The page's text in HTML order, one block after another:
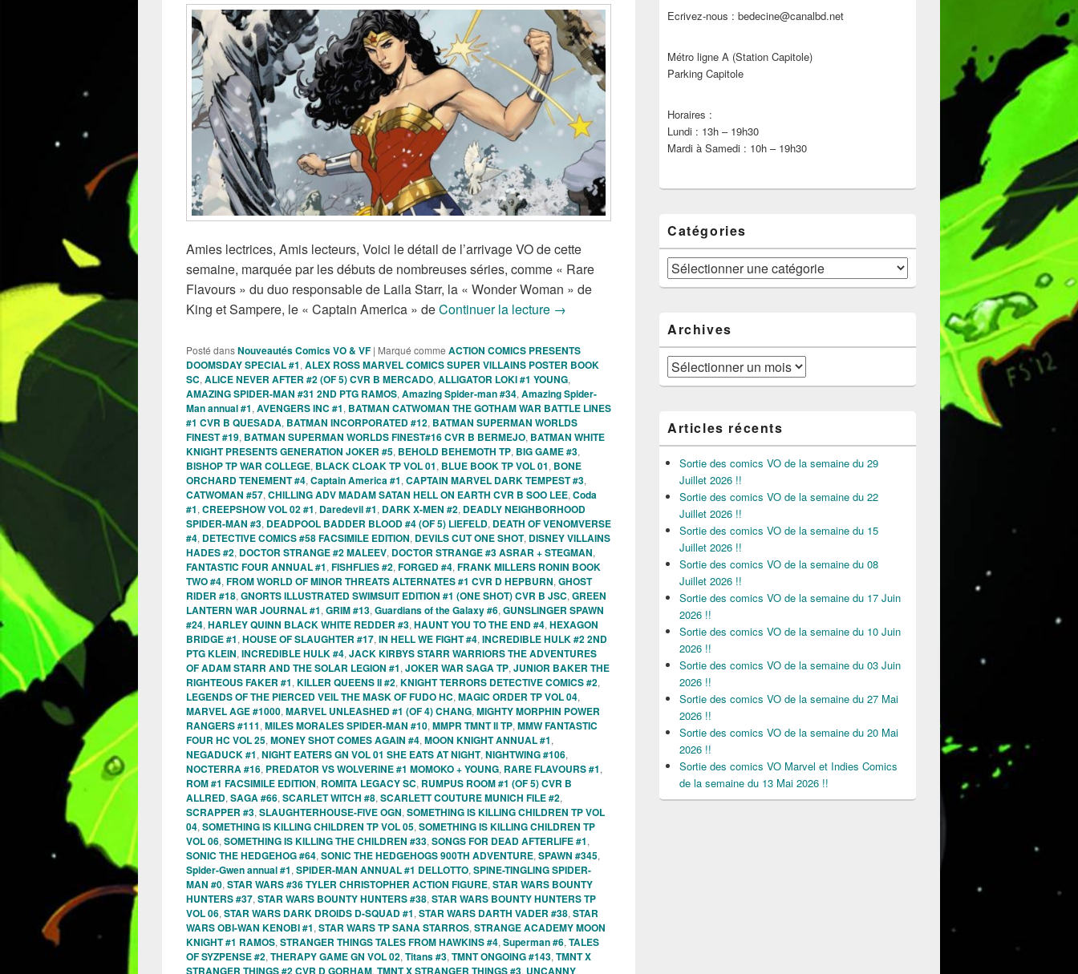
Amies lectrices, Amis lecteurs, Voici le détail de l’arrivage VO de cette
semaine, marquée par les débuts de nombreuses séries, comme « Rare
Flavours » du duo responsable de Laila Starr, la « Wonder Woman » de
King et Sampere, le « Captain America » deContinuer la lecture Sorties des Comics VO de la semaine du 20 Septembre 2023 !!!
→
Posté dansNouveautés Comics VO & VF | Marqué comme ACTION COMICS PRESENTS
DOOMSDAY SPECIAL #1, ALEX ROSS MARVEL COMICS SUPER VILLAINS POSTER BOOK
SC, ALICE NEVER AFTER #2 (OF 5) CVR B MERCADO, ALLIGATOR LOKI #1 YOUNG,
AMAZING SPIDER-MAN #31 2ND PTG RAMOS, Amazing Spider-man #34, Amazing Spider-
Man annual #1, AVENGERS INC #1, BATMAN CATWOMAN THE GOTHAM WAR BATTLE LINES
#1 CVR B QUESADA, BATMAN INCORPORATED #12, BATMAN SUPERMAN WORLDS
FINEST #19, BATMAN SUPERMAN WORLDS FINEST#16 CVR B BERMEJO, BATMAN WHITE
KNIGHT PRESENTS GENERATION JOKER #5, BEHOLD BEHEMOTH TP, BIG GAME #3,
BISHOP TP WAR COLLEGE, BLACK CLOAK TP VOL 01, BLUE BOOK TP VOL 01, BONE
ORCHARD TENEMENT #4, Captain America #1, CAPTAIN MARVEL DARK TEMPEST #3,
CATWOMAN #57, CHILLING ADV MADAM SATAN HELL ON EARTH CVR B SOO LEE, Coda
#1, CREEPSHOW VOL 02 #1, Daredevil #1, DARK X-MEN #2, DEADLY NEIGHBORHOOD
SPIDER-MAN #3, DEADPOOL BADDER BLOOD #4 (OF 5) LIEFELD, DEATH OF VENOMVERSE
#4, DETECTIVE COMICS #58 FACSIMILE EDITION, DEVILS CUT ONE SHOT, DISNEY VILLAINS
HADES #2, DOCTOR STRANGE #2 MALEEV, DOCTOR STRANGE #3 ASRAR + STEGMAN,
FANTASTIC FOUR ANNUAL #1, FISHFLIES #2, FORGED #4, FRANK MILLERS RONIN BOOK
TWO #4, FROM WORLD OF MINOR THREATS ALTERNATES #1 CVR D HEPBURN, GHOST
RIDER #18, GNORTS ILLUSTRATED SWIMSUIT EDITION #1 (ONE SHOT) CVR B JSC, GREEN
LANTERN WAR JOURNAL #1, GRIM #13, Guardians of the Galaxy #6, GUNSLINGER SPAWN
#24, HARLEY QUINN BLACK WHITE REDDER #3, HAUNT YOU TO THE END #4, HEXAGON
BRIDGE #1, HOUSE OF SLAUGHTER #17, IN HELL WE FIGHT #4, INCREDIBLE HULK #2 2ND
PTG KLEIN, INCREDIBLE HULK #4, JACK KIRBYS STARR WARRIORS THE ADVENTURES
OF ADAM STARR AND THE SOLAR LEGION #1, JOKER WAR SAGA TP, JUNIOR BAKER THE
RIGHTEOUS FAKER #1, KILLER QUEENS II #2, KNIGHT TERRORS DETECTIVE COMICS #2,
LEGENDS OF THE PIERCED VEIL THE MASK OF FUDO HC, MAGIC ORDER TP VOL 04,
MARVEL AGE #1000, MARVEL UNLEASHED #1 (OF 4) CHANG, MIGHTY MORPHIN POWER
RANGERS #111, MILES MORALES SPIDER-MAN #10, MMPR TMNT II TP, MMW FANTASTIC
FOUR HC VOL 25, MONEY SHOT COMES AGAIN #4, MOON KNIGHT ANNUAL #1,
NEGADUCK #1, NIGHT EATERS GN VOL 01 SHE EATS AT NIGHT, NIGHTWING #106,
NOCTERRA #16, PREDATOR VS WOLVERINE #1 MOMOKO + YOUNG, RARE FLAVOURS #1,
ROM #1 FACSIMILE EDITION, ROMITA LEGACY SC, RUMPUS ROOM #1 (OF 5) CVR B
ALLRED, SAGA #66, SCARLET WITCH #8, SCARLETT COUTURE MUNICH FILE #2,
SCRAPPER #3, SLAUGHTERHOUSE-FIVE OGN, SOMETHING IS KILLING CHILDREN TP VOL
04, SOMETHING IS KILLING CHILDREN TP VOL 05, SOMETHING IS KILLING CHILDREN TP
VOL 06, SOMETHING IS KILLING THE CHILDREN #33, SONGS FOR DEAD AFTERLIFE #1,
SONIC THE HEDGEHOG #64, SONIC THE HEDGEHOGS 900TH ADVENTURE, SPAWN #345,
Spider-Gwen annual #1, SPIDER-MAN ANNUAL #1 DELLOTTO, SPINE-TINGLING SPIDER-
MAN #0, STAR WARS #36 TYLER CHRISTOPHER ACTION FIGURE, STAR WARS BOUNTY
HUNTERS #37, STAR WARS BOUNTY HUNTERS #38, STAR WARS BOUNTY HUNTERS TP
VOL 06, STAR WARS DARK DROIDS D-SQUAD #1, STAR WARS DARTH VADER #38, STAR
WARS OBI-WAN KENOBI #1, STAR WARS TP SANA STARROS, STRANGE ACADEMY MOON
KNIGHT #1 RAMOS, STRANGER THINGS TALES FROM HAWKINS #4, Superman #6, TALES
OF SYZPENSE #2, THERAPY GAME GN VOL 02, Titans #3, TMNT ONGOING #143, TMNT X
STRANGER THINGS #2 CVR D GORHAM, TMNT X STRANGER THINGS #3, UNCANNY
Ecrivez-nous : bedecine@canalbd.net
Métro ligne A (Station Capitole)
Parking Capitole
Horaires :
Lundi : 13h – 19h30
Mardi à Samedi : 10h – 19h30
Catégories
Catégories
Archives
Archives
Articles récents
Sortie des comics VO de la semaine du 29
Juillet 2026 !!
Sortie des comics VO de la semaine du 22
Juillet 2026 !!
Sortie des comics VO de la semaine du 15
Juillet 2026 !!
Sortie des comics VO de la semaine du 08
Juillet 2026 !!
Sortie des comics VO de la semaine du 17 Juin
2026 !!
Sortie des comics VO de la semaine du 10 Juin
2026 !!
Sortie des comics VO de la semaine du 03 Juin
2026 !!
Sortie des comics VO de la semaine du 27 Mai
2026 !!
Sortie des comics VO de la semaine du 20 Mai
2026 !!
Sortie des comics VO Marvel et Indies Comics
de la semaine du 13 Mai 2026 !!